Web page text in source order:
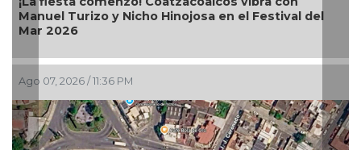
Alcalde Samuel Acosta inaugura la calle
Bugambilias en El Tejar
Ago 07, 2026 / 7:00 PM